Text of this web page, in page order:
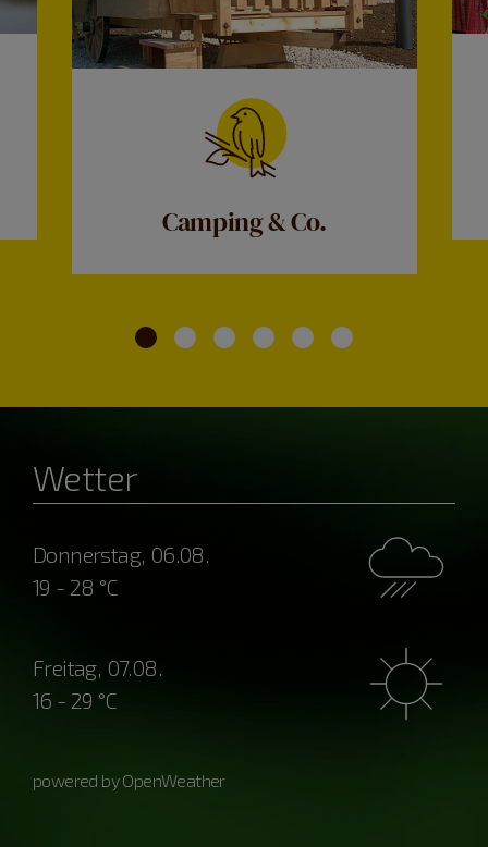
Camping & Co.
Wetter
Donnerstag, 06.08.
19 - 28 °C
Freitag, 07.08.
16 - 29 °C
powered by OpenWeather